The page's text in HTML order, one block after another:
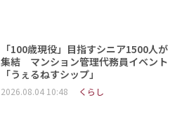
「100歳現役」目指すシニア1500人が
集結 マンション管理代務員イベント
「うぇるねすシップ」
2026.08.04 10:48 くらし